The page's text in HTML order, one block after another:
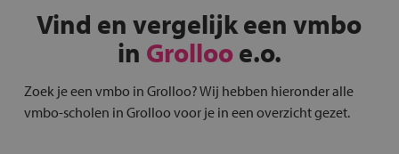
Vind en vergelijk een vmbo
in Grollooe.o.
Zoek je een vmbo in Grolloo? Wij hebben hieronder alle
vmbo-scholen in Grolloo voor je in een overzicht gezet.